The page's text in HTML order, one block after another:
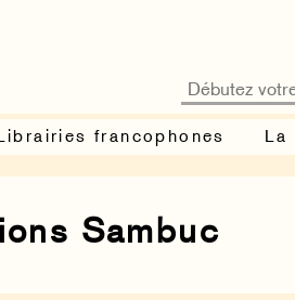
francophones La
Sambuc